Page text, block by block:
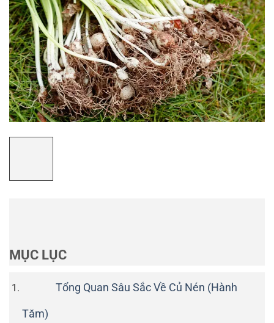
MỤC LỤC
Tổng Quan Sâu Sắc Về Củ Nén (Hành
Tăm)